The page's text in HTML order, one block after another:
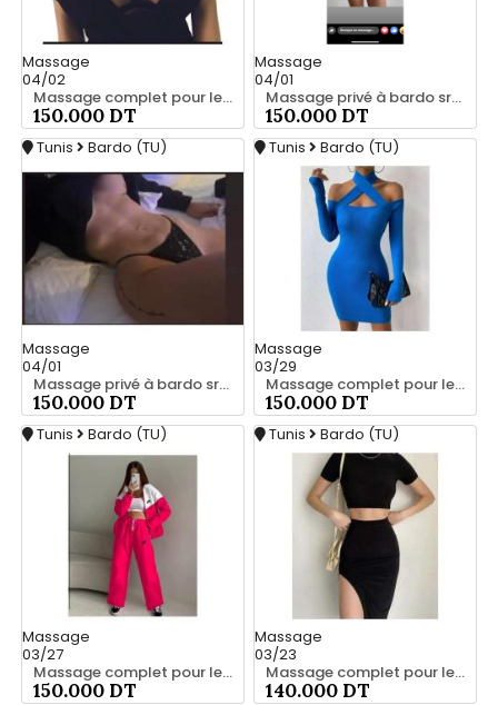
Massage
04/02
Massage complet pour les hommes srd a bardo 20466285
150.000 DT
Massage
04/01
Massage privé à bardo srd 55066248
150.000 DT
Tunis Bardo (TU)
Massage
04/01
Massage privé à bardo srd 55066248
150.000 DT
Tunis Bardo (TU)
Massage
03/29
Massage complet pour les hommes srd à bardo 20466285
150.000 DT
Tunis Bardo (TU)
Massage
03/27
Massage complet pour les hommes srd à bardo srd 55066248
150.000 DT
Tunis Bardo (TU)
Massage
03/23
Massage complet pour les hommes srd 55066248
140.000 DT